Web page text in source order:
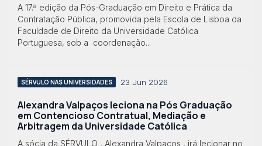
A 17.ª edição da Pós-Graduação em Direito e Prática da
Contratação Pública, promovida pela Escola de Lisboa da
Faculdade de Direito da Universidade Católica
Portuguesa, sob a coordenação...
SÉRVULO NAS UNIVERSIDADES 23 Jun 2026
Alexandra Valpaços leciona na Pós Graduação
em Contencioso Contratual, Mediação e
Arbitragem da Universidade Católica
A sócia da SÉRVULO , Alexandra Valpaços , irá lecionar no